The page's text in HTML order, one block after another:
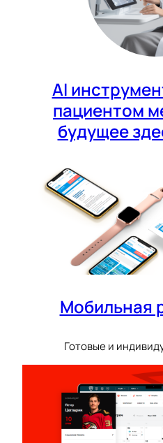
AI
пациентом
будущее
Мобильная
Готовые и